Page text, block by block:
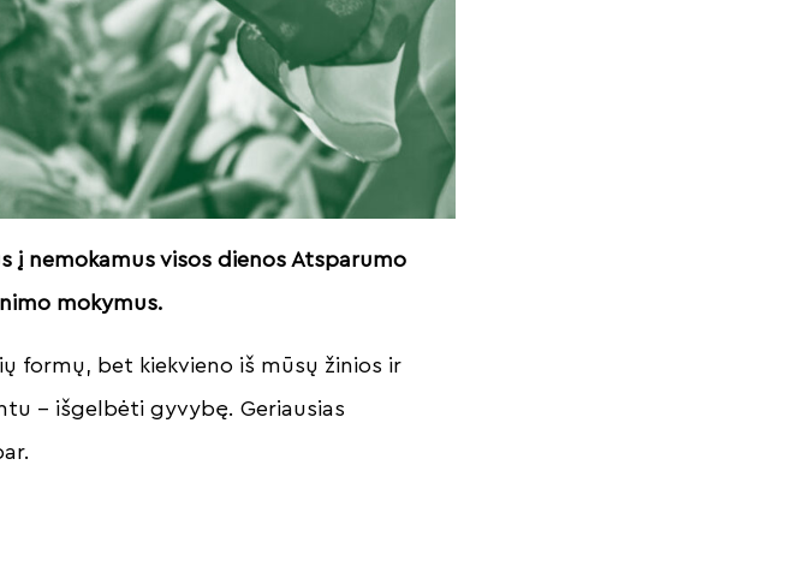
į nemokamus visos dienos Atsparumo
mokymus.
formų, bet kiekvieno iš mūsų žinios ir
– išgelbėti gyvybę. Geriausias